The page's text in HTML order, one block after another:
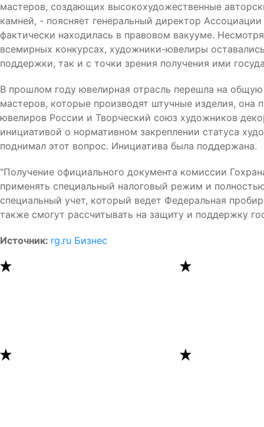
мастеров, создающих высокохудожественные
камней, - поясняет генеральный директор
фактически находилась в правовом вакууме.
всемирных конкурсах, художники-ювелиры
поддержки, так и с точки зрения получения ими
В прошлом году ювелирная отрасль перешла на
мастеров, которые производят штучные изделия,
ювелиров России и Творческий союз художников
инициативой о нормативном закреплении статуса
поднимал этот вопрос. Инициатива была поддержана.
"Получение официального документа комиссии
применять специальный налоговый режим и
специальный учет, который ведет Федеральная
также смогут рассчитывать на защиту и поддержку
Источник: rg.ru Бизнес